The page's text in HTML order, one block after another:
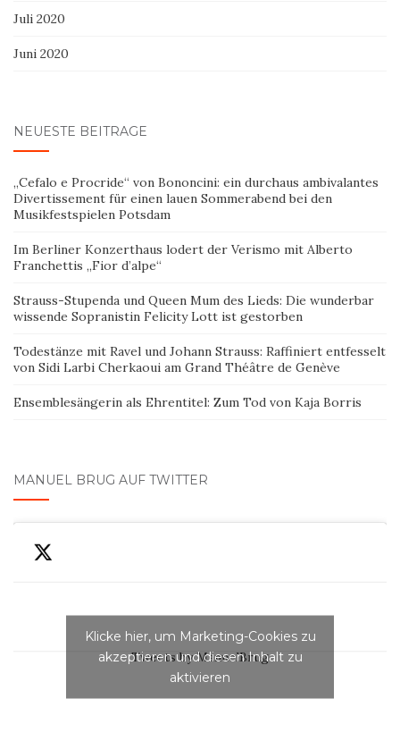
Juli 2020
Juni 2020
NEUESTE BEITRÄGE
„Cefalo e Procride“ von Bononcini: ein durchaus ambivalantes
Divertissement für einen lauen Sommerabend bei den
Musikfestspielen Potsdam
Im Berliner Konzerthaus lodert der Verismo mit Alberto
Franchettis „Fior d’alpe“
Strauss-Stupenda und Queen Mum des Lieds: Die wunderbar
wissende Sopranistin Felicity Lott ist gestorben
Todestänze mit Ravel und Johann Strauss: Raffiniert entfesselt
von Sidi Larbi Cherkaoui am Grand Théâtre de Genève
Ensemblesängerin als Ehrentitel: Zum Tod von Kaja Borris
MANUEL BRUG AUF TWITTER
Tweets by ManuelBrug
Klicke hier, um Marketing-Cookies zu
akzeptieren und diesen Inhalt zu
aktivieren